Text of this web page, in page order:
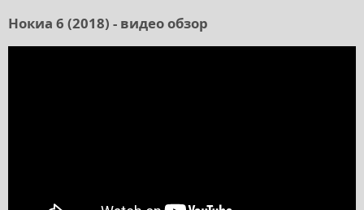
Нокиа 6 (2018) - видео обзор